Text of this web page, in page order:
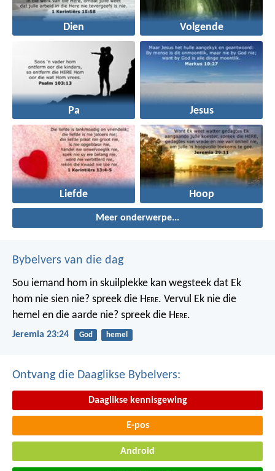
Dien Volgende
Pa Jesus
Liefde Hoop
Meer onderwerpe...
Bybelvers van die dag
Sou iemand hom in skuilplekke kan wegsteek dat Ek
hom nie sien nie? spreek die Here. Vervul Ek nie die
hemel en die aarde nie? spreek die Here.
Jeremia 23:24 God hemel
Ontvang die Daaglikse Bybelvers:
Daaglikse kennisgewing
E-pos
Android